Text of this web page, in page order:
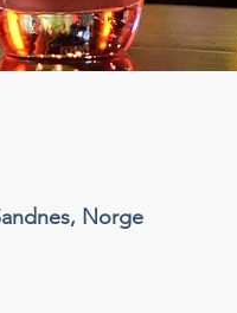
Norge